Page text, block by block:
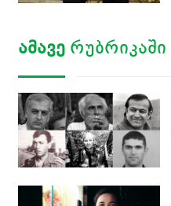
ᲐᲛᲐᲕᲔ ᲠᲣᲑᲠᲘᲙᲐᲨᲘ